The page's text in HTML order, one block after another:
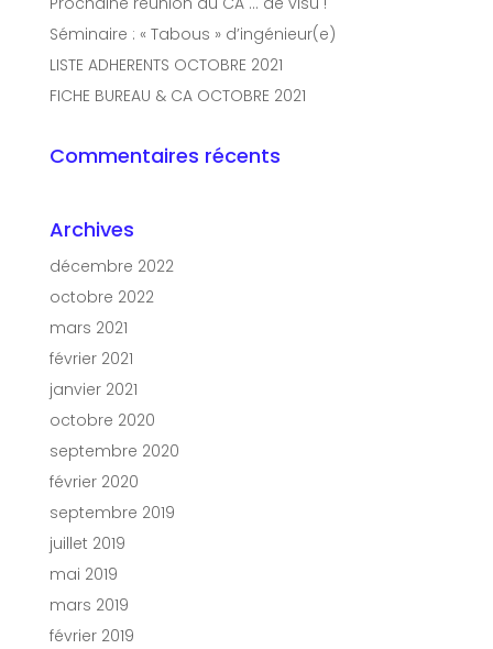
Séminaire : « Tabous » d’ingénieur(e)
LISTE ADHERENTS OCTOBRE 2021
FICHE BUREAU & CA OCTOBRE 2021
Commentaires récents
Archives
décembre 2022
octobre 2022
mars 2021
février 2021
janvier 2021
octobre 2020
septembre 2020
février 2020
septembre 2019
juillet 2019
mai 2019
mars 2019
février 2019